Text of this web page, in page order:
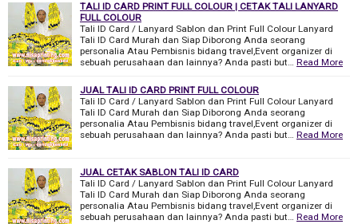
TALI ID CARD PRINT FULL COLOUR | CETAK TALI LANYARD
FULL COLOUR
Tali ID Card / Lanyard Sablon dan Print Full Colour Lanyard
Tali ID Card Murah dan Siap Diborong Anda seorang
personalia Atau Pembisnis bidang travel,Event organizer di
sebuah perusahaan dan lainnya? Anda pasti but… Read More
JUAL TALI ID CARD PRINT FULL COLOUR
Tali ID Card / Lanyard Sablon dan Print Full Colour Lanyard
Tali ID Card Murah dan Siap Diborong Anda seorang
personalia Atau Pembisnis bidang travel,Event organizer di
sebuah perusahaan dan lainnya? Anda pasti but… Read More
JUAL CETAK SABLON TALI ID CARD
Tali ID Card / Lanyard Sablon dan Print Full Colour Lanyard
Tali ID Card Murah dan Siap Diborong Anda seorang
personalia Atau Pembisnis bidang travel,Event organizer di
sebuah perusahaan dan lainnya? Anda pasti but… Read More